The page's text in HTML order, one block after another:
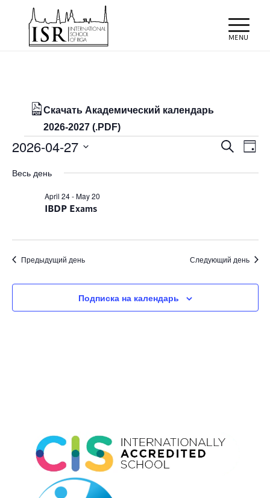
Скачать Академический календарь
2026-2027 (.PDF)
Мероприятия
for
27/04/2026
Поиск
Поиск
День
2026-04-27
дату.
Весь день
IBDP Exams
April 24-May 20
Предыдущий день Следующий день
Подписка на календарь